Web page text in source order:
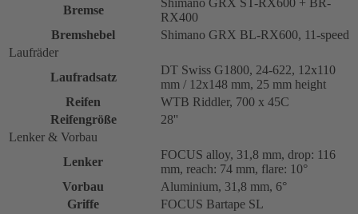
Bremse
Shimano GRX ST-RX600 + BR-
RX400
Bremshebel
Shimano GRX BL-RX600, 11-speed
Laufräder
Laufradsatz
DT Swiss G1800, 24-622, 12x110
mm / 12x148 mm, 25 mm height
Reifen
WTB Riddler, 700 x 45C
Reifengröße
28''
Lenker & Vorbau
Lenker
FOCUS alloy, 31,8 mm, drop: 116
mm, reach: 74 mm, flare: 10°
Vorbau
Aluminium, 31,8 mm, 6°
Griffe
FOCUS Bartape SL